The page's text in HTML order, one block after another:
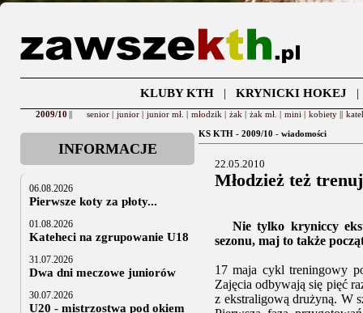
KLUBY KTH| KRYNICKI HOKEJ
2009/10 || senior | junior | junior mł. | młodzik | żak | żak mł. | mini | kobiety ||
INFORMACJE
06.08.2026
Pierwsze koty za płoty...
01.08.2026
Kateheci na zgrupowanie U18
31.07.2026
Dwa dni meczowe juniorów
30.07.2026
U20 - mistrzostwa pod okiem
KS KTH - 2009/10 - wiadomości
22.05.2010
Młodzież też
Nie tylko kryniccy
sezonu, maj to także
17 maja cykl treningowy
Zajęcia odbywają się pięć
z ekstraligową drużyną. W